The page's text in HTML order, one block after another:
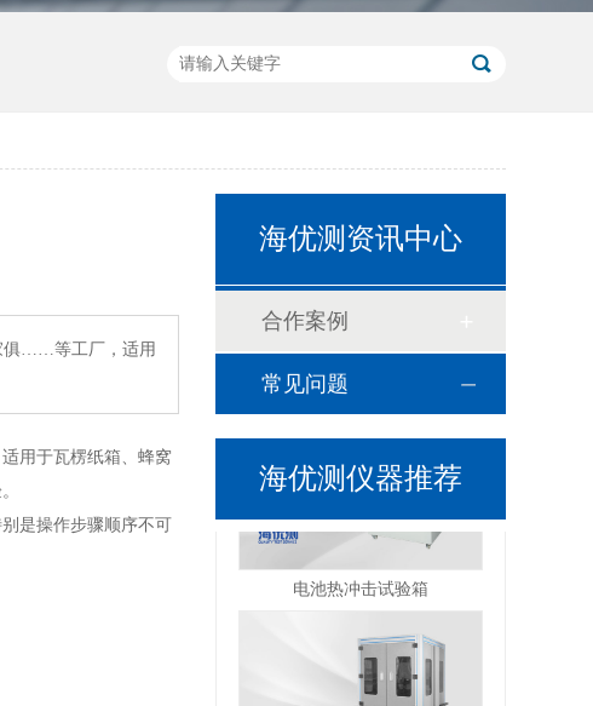
俱……等工厂，适用
用于瓦楞纸箱、蜂窝
是操作步骤顺序不可
海优测资讯中心
合作案例
常见问题
海优测仪器推荐
高温高压喷射试验箱IPX9K
电池热冲击试验箱